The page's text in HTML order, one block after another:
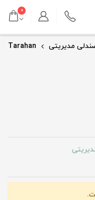
۰
مدیریتی Tarahan